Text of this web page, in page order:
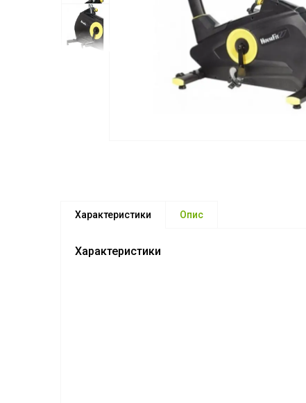
Характеристики Опис
Характеристики